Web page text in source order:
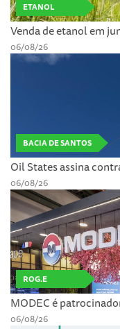
ETANOL
Venda de etanol em
06/08/26
BACIA DE SANTOS
Oil States assina
06/08/26
ROG.E
MODEC é
06/08/26